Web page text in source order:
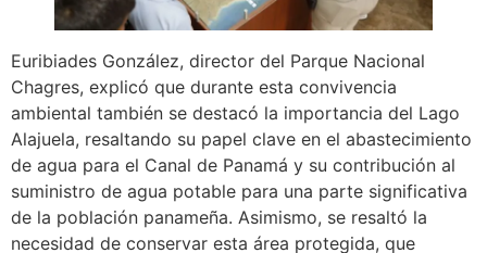
Euribiades González, director del Parque Nacional
Chagres, explicó que durante esta convivencia
ambiental también se destacó la importancia del Lago
Alajuela, resaltando su papel clave en el abastecimiento
de agua para el Canal de Panamá y su contribución al
suministro de agua potable para una parte significativa
de la población panameña. Asimismo, se resaltó la
necesidad de conservar esta área protegida, que